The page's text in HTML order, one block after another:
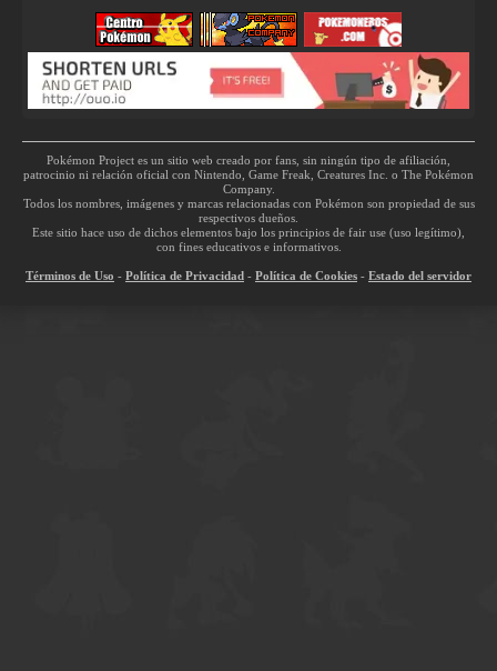
Pokémon Project es un sitio web creado por fans, sin ningún tipo de afiliación,
patrocinio ni relación oficial con Nintendo, Game Freak, Creatures Inc. o The Pokémon
Company.
Todos los nombres, imágenes y marcas relacionadas con Pokémon son propiedad de sus
respectivos dueños.
Este sitio hace uso de dichos elementos bajo los principios de fair use (uso legítimo),
con fines educativos e informativos.
Términos de Uso - Política de Privacidad - Política de Cookies - Estado del servidor